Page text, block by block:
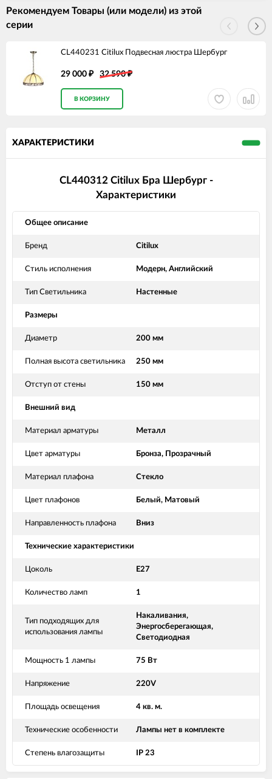
Рекомендуем Товары (или модели) из этой
серии
CL440231 Citilux Подвесная люстра Шербург
29 000 ₽ 32 590₽
В КОРЗИНУ
ХАРАКТЕРИСТИКИ
CL440312 Citilux Бра Шербург -
Характеристики
Общее описание
Бренд Citilux
Стиль исполнения Модерн, Английский
Тип Светильника Настенные
Размеры
Диаметр 200 мм
Полная высота светильника 250 мм
Отступ от стены 150 мм
Внешний вид
Материал арматуры Металл
Цвет арматуры Бронза, Прозрачный
Материал плафона Стекло
Цвет плафонов Белый, Матовый
Направленность плафона Вниз
Технические характеристики
Цоколь E27
Количество ламп 1
Тип подходящих для
использования лампы
Накаливания,
Энергосберегающая,
Светодиодная
Мощность 1 лампы 75 Вт
Напряжение 220V
Площадь освещения 4 кв. м.
Технические особенности Лампы нет в комплекте
Степень влагозащиты IP 23